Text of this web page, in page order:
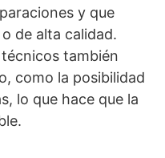
y que
de alta calidad.
también
como la posibilidad
lo que hace que la